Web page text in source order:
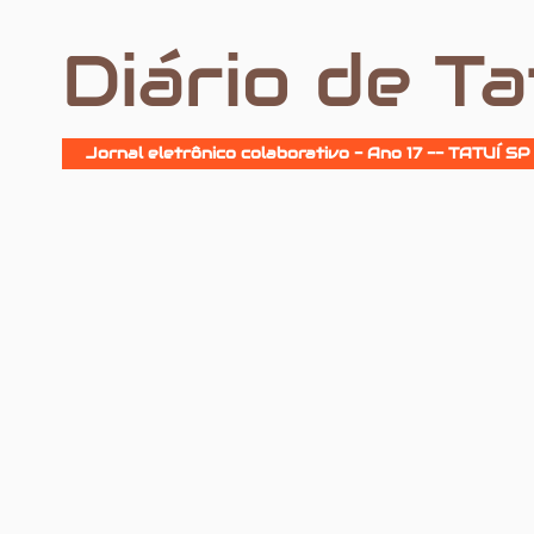
Diário de
Jornal eletrônico colaborativo - Ano 17 -- TATUÍ SP